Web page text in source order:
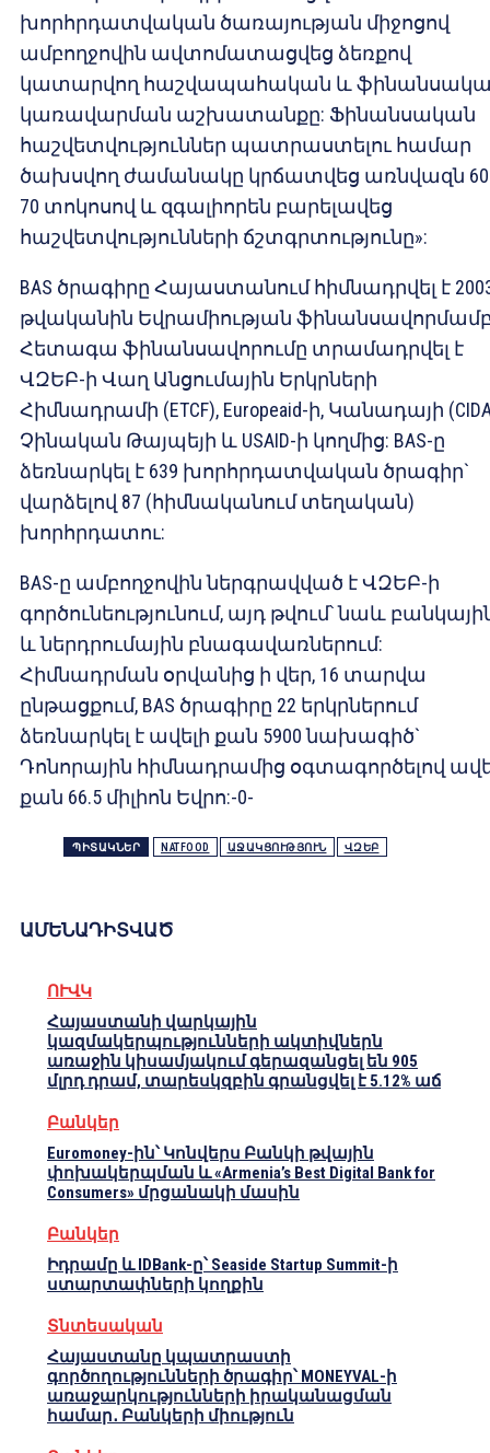
խորհրդատվական ծառայության միջոցով
ամբողջովին ավտոմատացվեց ձեռքով
կատարվող հաշվապահական և
կառավարման աշխատանքը: Ֆինանսական
հաշվետվություններ պատրաստելու համար
ծախսվող ժամանակը կրճատվեց առնվազն
70 տոկոսով և զգալիորեն բարելավեց
հաշվետվությունների ճշտգրտությունը»:
BAS ծրագիրը Հայաստանում հիմնադրվել է
թվականին Եվրամիության
Հետագա ֆինանսավորումը տրամադրվել է
ՎԶԵԲ-ի Վաղ Անցումային Երկրների
Հիմնադրամի (ETCF), Europeaid-ի, Կանադայի
Չինական Թայպեյի և USAID-ի կողմից: BAS-ը
ձեռնարկել է 639 խորհրդատվական ծրագիր`
վարձելով 87 (հիմնականում տեղական)
խորհրդատու:
BAS-ը ամբողջովին ներգրավված է ՎԶԵԲ-ի
գործունեությունում, այդ թվում՝ նաև
և ներդրումային բնագավառներում:
Հիմնադրման օրվանից ի վեր, 16 տարվա
ընթացքում, BAS ծրագիրը 22 երկրներում
ձեռնարկել է ավելի քան 5900 նախագիծ`
Դոնորային հիմնադրամից օգտագործելով
քան 66.5 միլիոն Եվրո:-0-
ՊԻՏԱԿՆԵՐ NATFOOD ԱՋԱԿՑՈՒԹՅՈՒՆ ՎԶԵԲ
ԱՄԵՆԱԴԻՏՎԱԾ
ՈՒՎԿ
Հայաստանի վարկային
կազմակերպությունների ակտիվներն
առաջին կիսամյակում գերազանցել են 905
մլրդ դրամ, տարեսկզբին գրանցվել է 5.12% աճ
Բանկեր
Euromoney-ին՝ Կոնվերս Բանկի թվային
փոխակերպման և «Armenia’s Best Digital Bank for
Consumers» մրցանակի մասին
Բանկեր
Իդրամը և IDBank-ը՝ Seaside Startup Summit-ի
ստարտափների կողքին
Տնտեսական
Հայաստանը կպատրաստի
գործողությունների ծրագիր՝ MONEYVAL-ի
առաջարկությունների իրականացման
համար․ Բանկերի միություն